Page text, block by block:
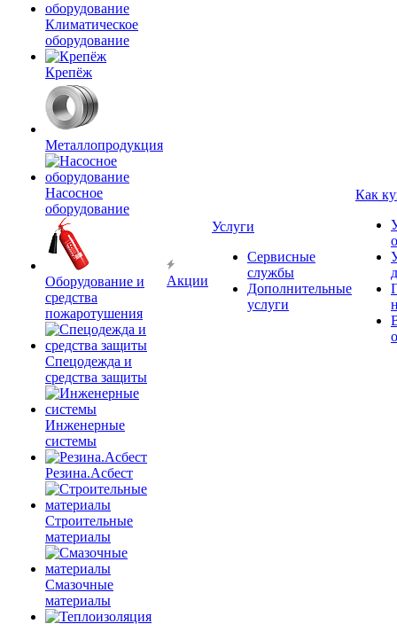
Климатическое
оборудование
Крепёж
Металлопродукция
Насосное
оборудование
Оборудование и
средства
пожаротушения
Спецодежда и
средства защиты
Инженерные
системы
Резина.Асбест
Строительные
материалы
Смазочные
материалы
Акции
Услуги
Сервисные
службы
Дополнительные
услуги
Как